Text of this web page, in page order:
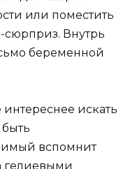
или поместить
Внутрь
беременной
искать
вспомнит
гелиевыми